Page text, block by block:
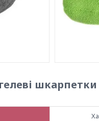
шкарпетки